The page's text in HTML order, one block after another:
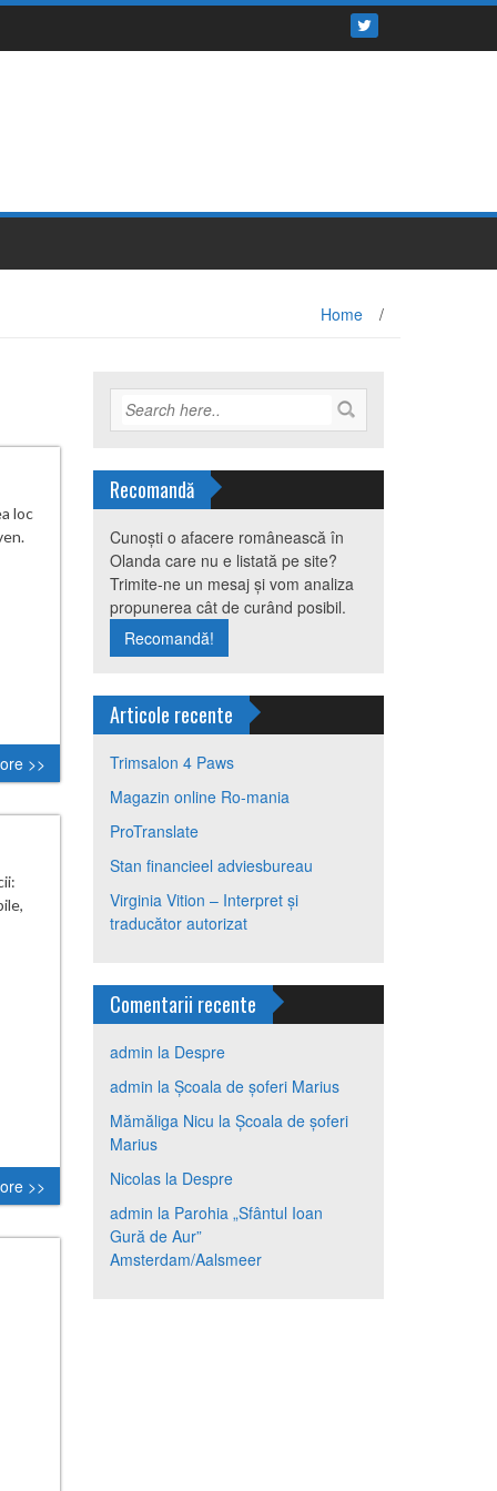
Home /
loc
>>
>>
Recomandă
Cunoști o afacere românească în
Olanda care nu e listată pe site?
Trimite-ne un mesaj și vom analiza
propunerea cât de curând posibil.
Recomandă!
Articole recente
Trimsalon 4 Paws
Magazin online Ro-mania
ProTranslate
Stan financieel adviesbureau
Virginia Vition – Interpret și
traducător autorizat
Comentarii recente
admin la Despre
admin la Școala de șoferi Marius
Mămăliga Nicu la Școala de șoferi
Marius
Nicolasla Despre
admin la Parohia „Sfântul Ioan
Gură de Aur”
Amsterdam/Aalsmeer